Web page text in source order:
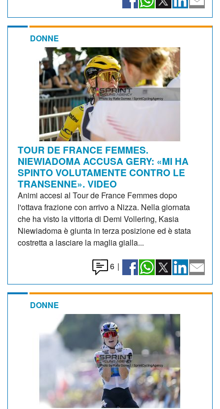
DONNE
TOUR DE FRANCE FEMMES.
NIEWIADOMA ACCUSA GERY: «MI HA
SPINTO VOLUTAMENTE CONTRO LE
TRANSENNE». VIDEO
Animi accesi al Tour de France Femmes dopo
l'ottava frazione con arrivo a Nizza. Nella giornata
che ha visto la vittoria di Demi Vollering, Kasia
Niewiadoma è giunta in terza posizione ed è stata
costretta a lasciare la maglia gialla...
6 |
DONNE